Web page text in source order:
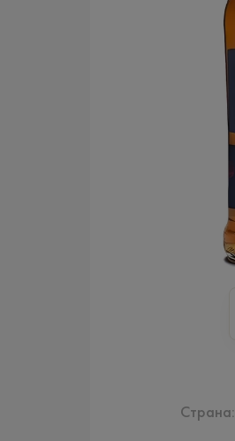
Страна: